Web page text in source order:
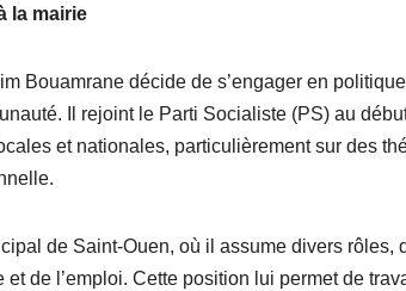
la mairie
Bouamrane décide de s’engager en
Il rejoint le Parti Socialiste (PS) au
et nationales, particulièrement sur des
de Saint-Ouen, où il assume divers rôles,
de l’emploi. Cette position lui permet de